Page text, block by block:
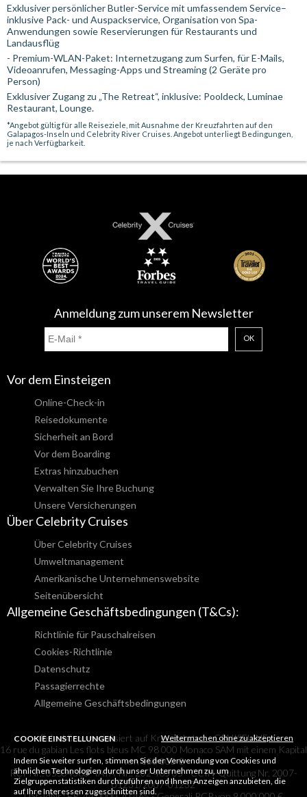
COOKIE EINSTELLUNGEN Weitermachen ohne zu akzeptieren
Indem Sie weiter surfen, stimmen Sie der Verwendung von Cookies und
ähnlichen Technologien durch unser Unternehmen zu, um
Zielgruppenstatistiken durchzuführen und Ihnen Anzeigen anzubieten, die
auf Ihre Interessen zugeschnitten sind.
Exklusiver persönlicher Butler-Service mit umfassendem Service–
inklusive Pack- und Auspackservice, Organisation von Spa-
Anwendungen sowie Reservierungen für Restaurants und
Landausflüg
- Premium-WLAN-Paket: Internetzugang zum Surfen, für E-Mails,
Videoanrufen, Messaging-Apps und Streaming (2 Geräte pro
Person)
Exklusiver Zugang zu „The Retreat“, inklusive: Pooldeck, Luminae
Restaurant, Lounge.
*Angebot gültig für alle Reiseziele, mit Ausnahme der Kreuzfahrten auf den
Galapagos-Inseln und Celebrity River Cruises. Angebot unterliegt Bedingungen,
je nach Verfügbarkeit.
Anmeldung zum unserem Newsletter
OK
Vor dem Einsteigen
Online-Check-in
Reisedokumente
Sicherheit an Bord
Vor dem Boarding
Extras hinzubuchen
Verwalten Sie Ihre Buchung
Unsere Versicherungen
Über Celebrity Cruises
Über Celebrity Cruises
Umweltmanagement
Amerikanische Unternehmenswebsite
Seitenübersicht
Allgemeine Geschäftsbedingungen (T&Cs):
Richtlinie für Pauschalreisen
Cookies-Richtlinie
Datenschutz
Passagierrechte
Allgemeine Geschäftsbedingungen
Reisebüro spezialisiert auf Kreuzfahrten - CRUISELINE
16 rue du gabian Les flots bleus MC 98 000 Monaco SAM mit einem Kapital
von 150 000 €
RCI-Nr.: 05S04380- IATA-Nr.: 202 465 05 - CCIN-Quittung Nr. 2007-
01231/2007-01232